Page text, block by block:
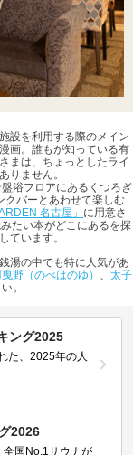
設を利用する際のメイン
画。誰もが知っている有
まは、ちょっとしたライ
りません。
浴フロアにあるくつろぎ
クバーとあわせて楽しむ
名古屋」 に用意さ
たい本がどこにあるを探
ています。
湯の中でも特に人気があ
野（のべはのゆ） 、 太子
。
ング2025
た、2025年の人
2026
全国No.1サウナが